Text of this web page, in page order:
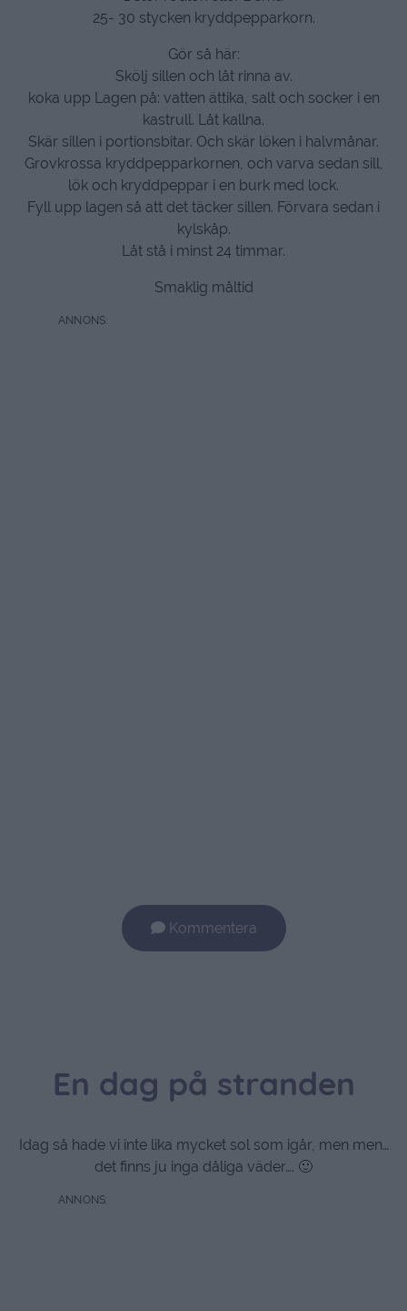
25- 30 stycken kryddpepparkorn.
Gör så här:
Skölj sillen och låt rinna av.
koka upp Lagen på: vatten ättika, salt och socker i en
kastrull. Låt kallna.
Skär sillen i portionsbitar. Och skär löken i halvmånar.
Grovkrossa kryddpepparkornen, och varva sedan sill,
lök och kryddpeppar i en burk med lock.
Fyll upp lagen så att det täcker sillen. Förvara sedan i
kylskåp.
Låt stå i minst 24 timmar.
Smaklig måltid
Kommentera
En dag på stranden
Idag så hade vi inte lika mycket sol som igår, men men…
det finns ju inga dåliga väder…. 🙂